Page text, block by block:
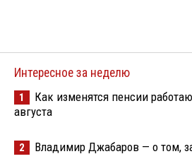
Интересное за неделю
1
Как изменятся пенсии
августа
2 Владимир Джабаров — о том,